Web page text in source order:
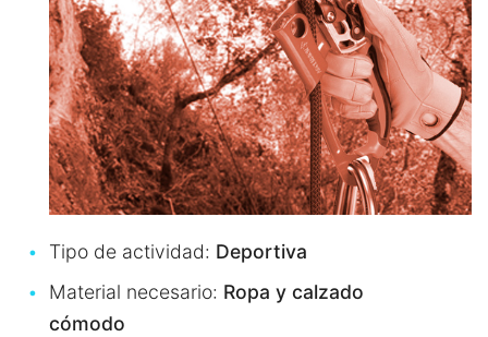
Tipo de actividad: Deportiva
Material necesario: Ropa y calzado
cómodo